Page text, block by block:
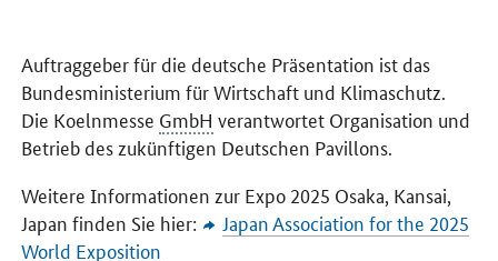
Auftraggeber für die deutsche Präsentation ist das
Bundesministerium für Wirtschaft und Klimaschutz.
Die Koelnmesse GmbH verantwortet Organisation und
Betrieb des zukünftigen Deutschen Pavillons.
Weitere Informationen zur Expo 2025 Osaka, Kansai,
Japan finden Sie hier:
Japan Association for the 2025
World Exposition